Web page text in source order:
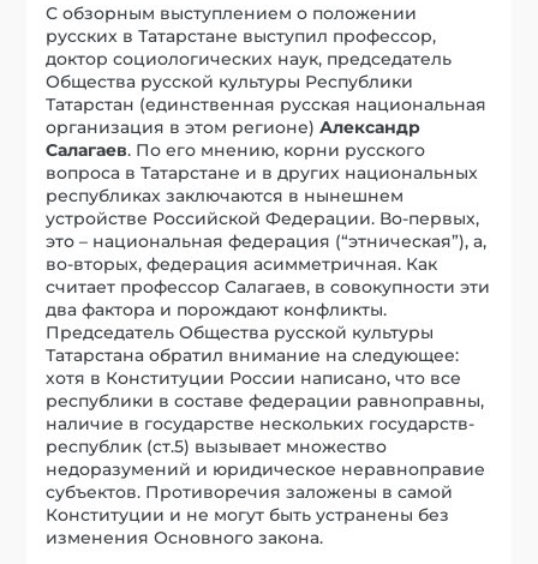
С обзорным выступлением о положении
русских в Татарстане выступил профессор,
доктор социологических наук, председатель
Общества русской культуры Республики
Татарстан (единственная русская национальная
организация в этом регионе)Александр
Салагаев. По его мнению, корни русского
вопроса в Татарстане и в других национальных
республиках заключаются в нынешнем
устройстве Российской Федерации. Во-первых,
это – национальная федерация (“этническая”), а,
во-вторых, федерация асимметричная. Как
считает профессор Салагаев, в совокупности эти
два фактора и порождают конфликты.
Председатель Общества русской культуры
Татарстана обратил внимание на следующее:
хотя в Конституции России написано, что все
республики в составе федерации равноправны,
наличие в государстве нескольких государств-
республик (ст.5) вызывает множество
недоразумений и юридическое неравноправие
субъектов. Противоречия заложены в самой
Конституции и не могут быть устранены без
изменения Основного закона.